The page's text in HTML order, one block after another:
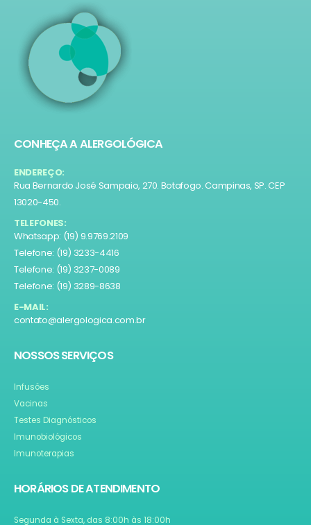
CONHEÇA A ALERGOLÓGICA
ENDEREÇO:
Rua Bernardo José Sampaio, 270. Botafogo. Campinas, SP. CEP
13020-450.
TELEFONES:
Whatsapp: (19) 9.9769.2109
Telefone: (19) 3233-4416
Telefone: (19) 3237-0089
Telefone: (19) 3289-8638
E-MAIL:
contato@alergologica.com.br
NOSSOS SERVIÇOS
Infusões
Vacinas
Testes Diagnósticos
Imunobiológicos
Imunoterapias
HORÁRIOS DE ATENDIMENTO
Segunda à Sexta, das 8:00h às 18:00h